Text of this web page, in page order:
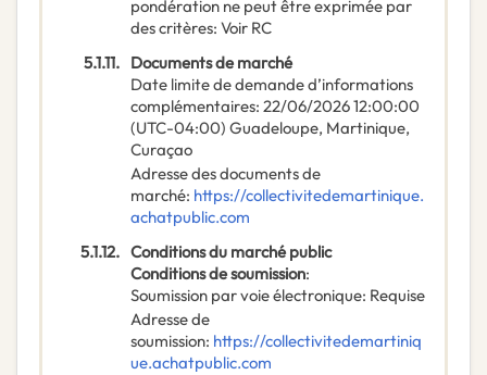
pondération ne peut être exprimée par
des critères: Voir RC
5.1.11. Documents de marché
Date limite de demande d’informations
complémentaires: 22/06/202612:00:00
(UTC-04:00) Guadeloupe, Martinique,
Curaçao
Adresse des documents de
marché: https://collectivitedemartinique.
achatpublic.com
5.1.12. Conditions du marché public
Conditions de soumission:
Soumission par voie électronique: Requise
Adresse de
soumission: https://collectivitedemartiniq
ue.achatpublic.com